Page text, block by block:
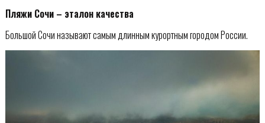
Пляжи Сочи – эталон качества
Большой Сочи называют самым длинным курортным городом России.